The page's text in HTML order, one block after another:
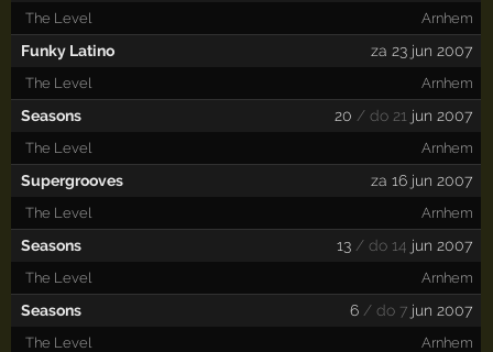
The Level Arnhem
Funky Latino za 23 jun 2007
The Level Arnhem
Seasons 20 / do 21 jun 2007
The Level Arnhem
Supergrooves za 16 jun 2007
The Level Arnhem
Seasons 13 / do 14 jun 2007
The Level Arnhem
Seasons 6 / do 7 jun 2007
The Level Arnhem